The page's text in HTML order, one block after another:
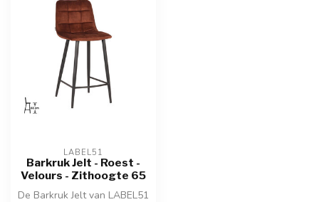
LABEL51
Barkruk Jelt - Roest -
Velours - Zithoogte 65
De Barkruk Jelt van LABEL51